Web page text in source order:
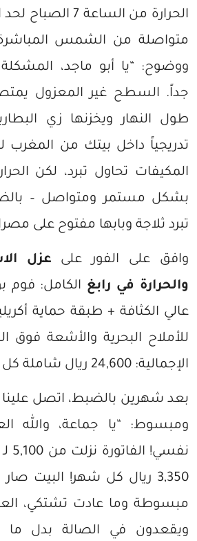
متواصلة من الشمس
ووضوح: “يا أبو ماجد،
جداً. السطح غير المعزول
طول النهار ويخزنها زي
تدريجياً داخل بيتك من المغرب
المكيفات تحاول تبرد، لكن
بشكل مستمر ومتواصل –
تبرد ثلاجة وبابها مفتوح على
وافق على الفور على عزل
والحرارة في رابغ
عالي الكثافة + طبقة حماية
للأملاح البحرية والأشعة فوق
الإجمالية: 24,600 ريال شاملة كل شي.
بعد شهرين بالضبط، اتصل
ومبسوط: “يا جماعة، والله
3,350 ريال كل شهر! البيت
مبسوطة وما عادت تشتكي،
ويقعدون في الصالة بدل ما